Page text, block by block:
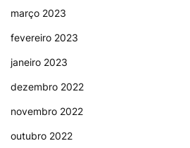
março 2023
fevereiro 2023
janeiro 2023
dezembro 2022
novembro 2022
outubro 2022